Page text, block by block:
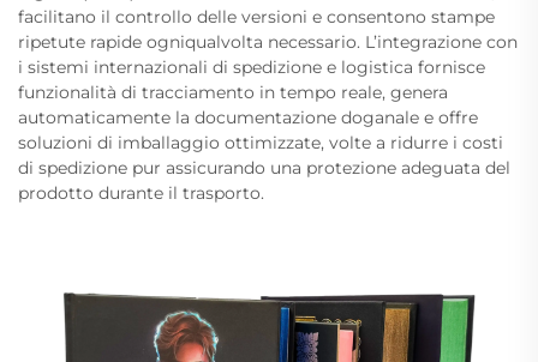
facilitano il controllo delle versioni e consentono stampe
ripetute rapide ogniqualvolta necessario. L’integrazione con
i sistemi internazionali di spedizione e logistica fornisce
funzionalità di tracciamento in tempo reale, genera
automaticamente la documentazione doganale e offre
soluzioni di imballaggio ottimizzate, volte a ridurre i costi
di spedizione pur assicurando una protezione adeguata del
prodotto durante il trasporto.